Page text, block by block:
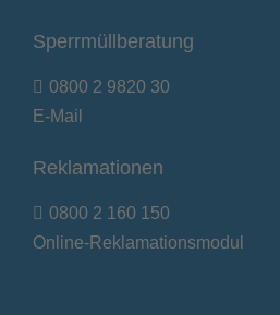
Sperrmüllberatung
0800 2 9820 30
E-Mail
Reklamationen
0800 2 160 150
Online-Reklamationsmodul